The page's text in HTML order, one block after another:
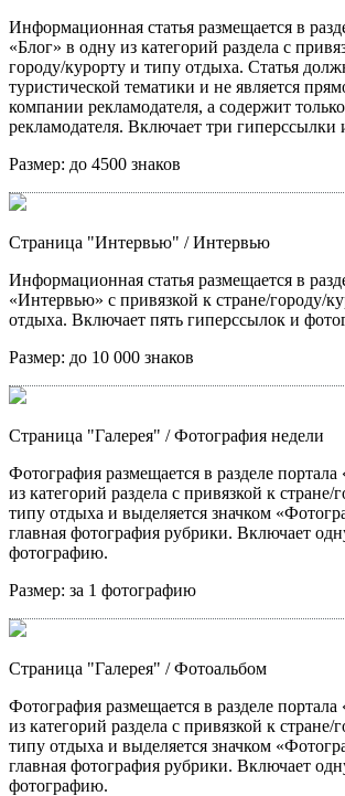
Информационная статья размещается в
«Блог» в одну из категорий раздела с
городу/курорту и типу отдыха. Статья
туристической тематики и не является
компании рекламодателя, а содержит
рекламодателя. Включает три гиперссылки
Размер: до 4500 знаков
Страница "Интервью" / Интервью
Информационная статья размещается в
«Интервью» с привязкой к стране/городу/
отдыха. Включает пять гиперссылок и
Размер: до 10 000 знаков
Страница "Галерея" / Фотография недели
Фотография размещается в разделе портала
из категорий раздела с привязкой к стране/
типу отдыха и выделяется значком
главная фотография рубрики. Включает
фотографию.
Размер: за 1 фотографию
Страница "Галерея" / Фотоальбом
Фотография размещается в разделе портала
из категорий раздела с привязкой к стране/
типу отдыха и выделяется значком
главная фотография рубрики. Включает
фотографию.